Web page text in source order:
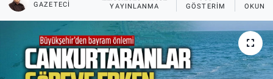
GAZETECI YAYINLANMA GÖSTERIM